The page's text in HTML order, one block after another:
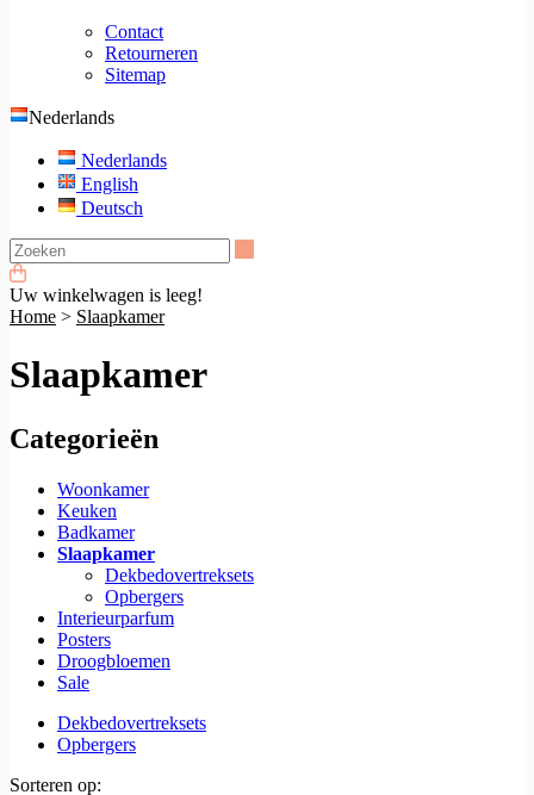
Contact
Retourneren
Sitemap
Nederlands
Nederlands
English
Deutsch
Uw winkelwagen is leeg!
Home > Slaapkamer
Slaapkamer
Categorieën
Woonkamer
Keuken
Badkamer
Slaapkamer
Dekbedovertreksets
Opbergers
Interieurparfum
Posters
Droogbloemen
Sale
Dekbedovertreksets
Opbergers
Sorteren op: